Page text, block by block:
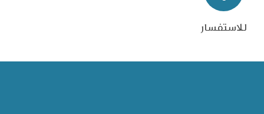
للاستفسار